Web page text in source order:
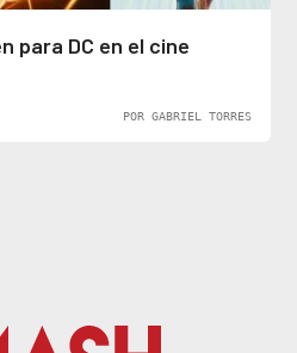
para DC en el cine
POR GABRIEL TORRES